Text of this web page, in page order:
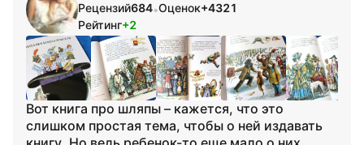
Рецензий684•Оценок+4321
Рейтинг+2
Вот книга про шляпы – кажется, что это
слишком простая тема, чтобы о ней издавать